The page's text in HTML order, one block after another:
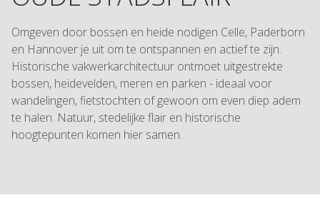
Omgeven door bossen en heide nodigen Celle, Paderborn
en Hannover je uit om te ontspannen en actief te zijn.
Historische vakwerkarchitectuur ontmoet uitgestrekte
bossen, heidevelden, meren en parken - ideaal voor
wandelingen, fietstochten of gewoon om even diep adem
te halen. Natuur, stedelijke flair en historische
hoogtepunten komen hier samen.